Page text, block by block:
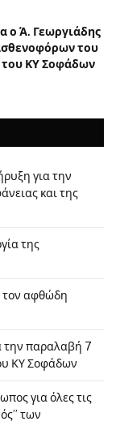
ο Ά. Γεωργιάδης
του
του ΚΥ Σοφάδων
για την
και της
της
τον αφθώδη
την παραλαβή 7
ΚΥ Σοφάδων
για όλες τις
των